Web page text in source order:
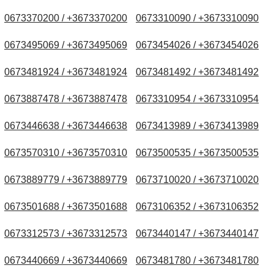
0673370200 / +3673370200 0673310090 / +3673310090
0673495069 / +3673495069 0673454026 / +3673454026
0673481924 / +3673481924 0673481492 / +3673481492
0673887478 / +3673887478 0673310954 / +3673310954
0673446638 / +3673446638 0673413989 / +3673413989
0673570310 / +3673570310 0673500535 / +3673500535
0673889779 / +3673889779 0673710020 / +3673710020
0673501688 / +3673501688 0673106352 / +3673106352
0673312573 / +3673312573 0673440147 / +3673440147
0673440669 / +3673440669 0673481780 / +3673481780